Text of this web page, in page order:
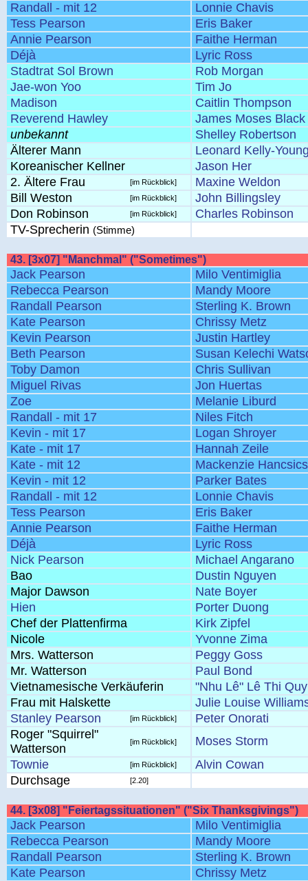
Randall - mit 12
Lonnie Chavis
Tess Pearson
Eris Baker
Annie Pearson
Faithe Herman
Déjà
Lyric Ross
Stadtrat Sol Brown
Rob Morgan
Jae-won Yoo
Tim Jo
Madison
Caitlin Thompson
Reverend Hawley
James Moses Black
unbekannt
Shelley Robertson
Älterer Mann
Leonard Kelly-
Koreanischer Kellner
Jason Her
2. Ältere Frau
[im Rückblick]
Maxine Weldon
Bill Weston
[im Rückblick]
John Billingsley
Don Robinson
[im Rückblick]
Charles Robinson
TV-Sprecherin (Stimme)
43. [3x07] "Manchmal" ("Sometimes")
Jack Pearson
Milo Ventimiglia
Rebecca Pearson
Mandy Moore
Randall Pearson
Sterling K. Brown
Kate Pearson
Chrissy Metz
Kevin Pearson
Justin Hartley
Beth Pearson
Susan Kelechi
Toby Damon
Chris Sullivan
Miguel Rivas
Jon Huertas
Zoe
Melanie Liburd
Randall - mit 17
Niles Fitch
Kevin - mit 17
Logan Shroyer
Kate - mit 17
Hannah Zeile
Kate - mit 12
Mackenzie
Kevin - mit 12
Parker Bates
Randall - mit 12
Lonnie Chavis
Tess Pearson
Eris Baker
Annie Pearson
Faithe Herman
Déjà
Lyric Ross
Nick Pearson
Michael Angarano
Bao
Dustin Nguyen
Major Dawson
Nate Boyer
Hien
Porter Duong
Chef der Plattenfirma
Kirk Zipfel
Nicole
Yvonne Zima
Mrs. Watterson
Peggy Goss
Mr. Watterson
Paul Bond
Vietnamesische Verkäuferin
"Nhu Lê" Lê Thi
Frau mit Halskette
Julie Louise
Stanley Pearson
[im Rückblick]
Peter Onorati
Roger "Squirrel"
Watterson
[im Rückblick]
Moses Storm
Townie
[im Rückblick]
Alvin Cowan
Durchsage
[2.20]
44. [3x08] "Feiertagssituationen" ("Six Thanksgivings")
Jack Pearson
Milo Ventimiglia
Rebecca Pearson
Mandy Moore
Randall Pearson
Sterling K. Brown
Kate Pearson
Chrissy Metz